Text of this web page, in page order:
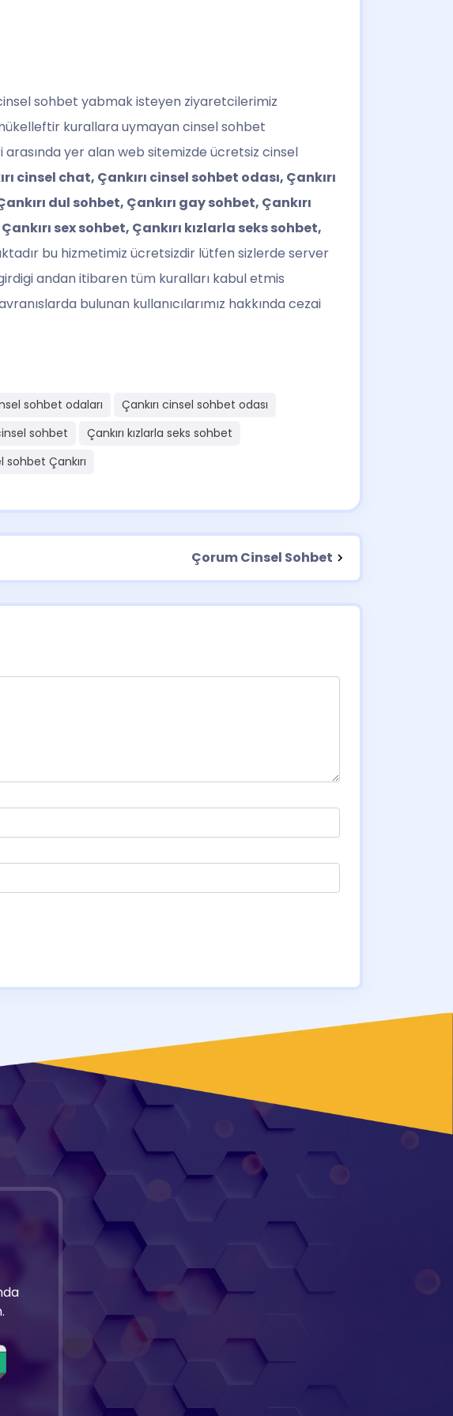
sohbet yabmak isteyen ziyaretcilerimiz
kurallara uymayan cinsel sohbet
yer alan web sitemizde ücretsiz cinsel
cinsel chat, Çankırı cinsel sohbet odası, Çankırı
dul sohbet, Çankırı gay sohbet, Çankırı
sex sohbet, Çankırı kızlarla seks sohbet,
bu hizmetimiz ücretsizdir lütfen sizlerde server
andan itibaren tüm kuralları kabul etmis
bulunan kullanıcılarımız hakkında cezai
sohbet odaları
Çankırı cinsel sohbet odası
sohbet
Çankırı kızlarla seks sohbet
sohbet Çankırı
Çorum Cinsel Sohbet